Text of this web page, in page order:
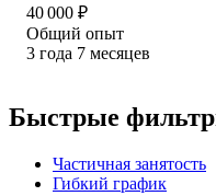
40 000 ₽
Общий опыт
3 года 7 месяцев
Быстрые
Частичная занятость
Гибкий график